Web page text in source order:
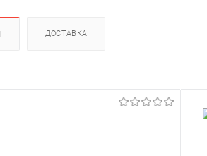
ДОСТАВКА